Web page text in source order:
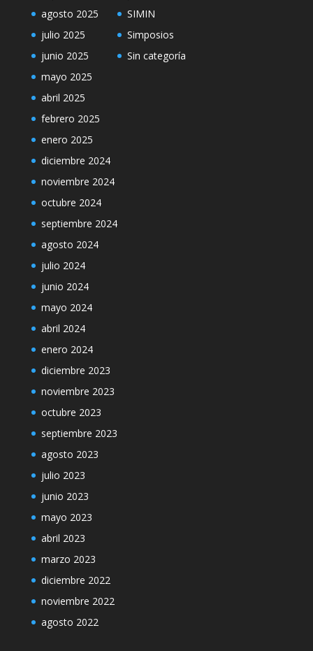
agosto 2025
julio 2025
junio 2025
mayo 2025
abril 2025
febrero 2025
enero 2025
diciembre 2024
noviembre 2024
octubre 2024
septiembre 2024
agosto 2024
julio 2024
junio 2024
mayo 2024
abril 2024
enero 2024
diciembre 2023
noviembre 2023
octubre 2023
septiembre 2023
agosto 2023
julio 2023
junio 2023
mayo 2023
abril 2023
marzo 2023
diciembre 2022
noviembre 2022
agosto 2022
SIMIN
Simposios
Sin categoría